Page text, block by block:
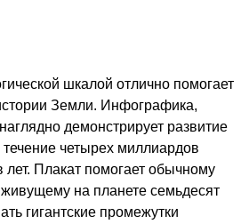
шкалой отлично помогает
Земли. Инфографика,
демонстрирует развитие
четырех миллиардов
Плакат помогает обычному
на планете семьдесят
гигантские промежутки